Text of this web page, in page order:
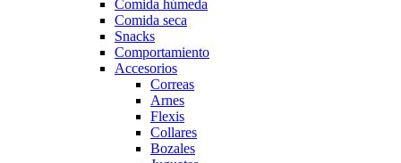
Comida húmeda
Comida seca
Snacks
Comportamiento
Accesorios
Correas
Arnes
Flexis
Collares
Bozales